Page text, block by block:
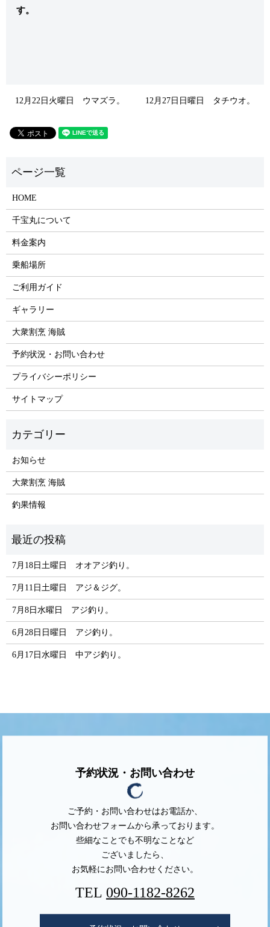
す。
12月22日火曜日 ウマズラ。 12月27日日曜日 タチウオ。
HOME
千宝丸について
料金案内
乗船場所
ご利用ガイド
ギャラリー
大衆割烹 海賊
予約状況・お問い合わせ
プライバシーポリシー
サイトマップ
お知らせ
大衆割烹 海賊
釣果情報
7月18日土曜日 オオアジ釣り。
7月11日土曜日 アジ＆ジグ。
7月8日水曜日 アジ釣り。
6月28日日曜日 アジ釣り。
6月17日水曜日 中アジ釣り。
予約状況・お問い合わせ
ご予約・お問い合わせはお電話か、
お問い合わせフォームから承っております。
些細なことでも不明なことなど
ございましたら、
お気軽にお問い合わせください。
TEL 090-1182-8262